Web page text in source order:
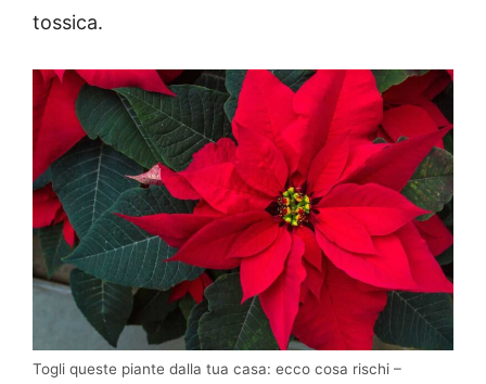
tossica.
Togli queste piante dalla tua casa: ecco cosa rischi –